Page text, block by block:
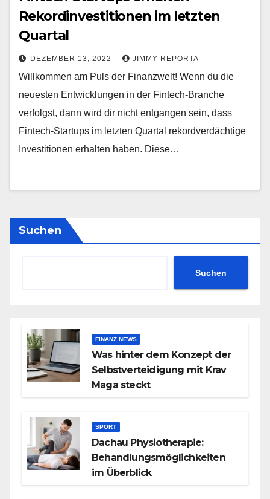
Rekordinvestitionen im letzten
Quartal
DEZEMBER 13, 2022 JIMMY REPORTA
Willkommen am Puls der Finanzwelt! Wenn du die
neuesten Entwicklungen in der Fintech-Branche
verfolgst, dann wird dir nicht entgangen sein, dass
Fintech-Startups im letzten Quartal rekordverdächtige
Investitionen erhalten haben. Diese…
Suchen
Suchen
FINANZ NEWS
Was hinter dem Konzept der
Selbstverteidigung mit Krav
Maga steckt
SPORT
Dachau Physiotherapie:
Behandlungsmöglichkeiten
im Überblick